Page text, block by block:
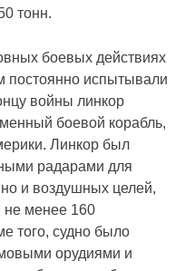
тонн.
боевых действиях
постоянно испытывали
войны линкор
боевой корабль,
Линкор был
радарами для
и воздушных целей,
не менее 160
того, судно было
орудиями и